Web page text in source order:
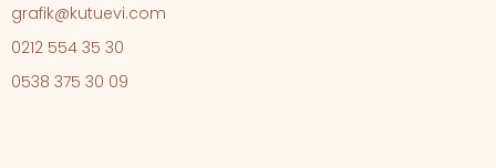
grafik@kutuevi.com
0212 554 35 30
0538 375 30 09